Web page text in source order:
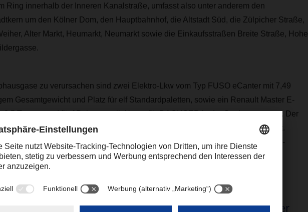
Ring innerhalb der Inneren Kanalstraße, umfasst also unter anderem den
um den Kölner Dom, den Hauptbahnhof, die Altstadt Süd, die Zülpicher Straße,
Alter Markt, Heumarkt, Neumarkt sowie die Einkaufsstraßen Breite Straße, Hohe
zu verursachen sind zwei Elektro-Lkw vom Typ FUSO eCanter mit 7,49
Gesamtgewicht und Platz für elf Standardpaletten, sowie ein Renault Master E-
3,5 Tonnen und fünf Palettenstellplätzen für DACHSER in der Stadt unterwegs. Der
Transporter ist gerade für die engen Straßen in der Kölner Altstadt gut geeignet.
die drei Fahrzeuge mit Grünstrom an der DACHSER Niederlassung in Köln-
“Der Start von DACHSER Emission-Free Delivery hier